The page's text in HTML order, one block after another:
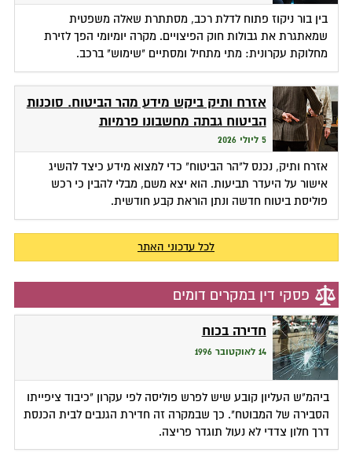
בין בור ניקוז פתוח לדלת רכב, מסתתרת שאלה משפטית
שמאתגרת את גבולות חוק הפיצויים. מקרה יומיומי הפך לזירת
מחלוקת עקרונית: מתי מתחיל ומסתיים "שימוש" ברכב.
אזרח ותיק ביקש מידע מהר הביטוח. סוכנות
הביטוח גבתה מחשבונו פרמיות
5 ליולי 2026
אזרח ותיק, נכנס ל"הר הביטוח" כדי למצוא מידע כיצד להשיג
אישור על היעדר תביעות. הוא יצא משם, מבלי להבין כי רכש
פוליסת ביטוח חדשה ונתן הוראת קבע חודשית.
לכל עדכוני האתר
פסקי דין במקרים דומים
חדירה בכוח
14 לאוקטובר 1996
ביהמ"ש העליון קובע שיש לפרש פוליסה לפי עקרון "כיבוד ציפייתו
הסבירה של המבוטח". כך שבמקרה זה חדירת הגנבים לבית הכנסת
דרך חלון צדדי לא נעול תוגדר פריצה.